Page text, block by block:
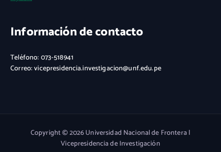
Información de contacto
Teléfono: 073-518941
Correo: vicepresidencia.investigacion@unf.edu.pe
Copyright © 2026 Universidad Nacional de Frontera |
Vicepresidencia de Investigación